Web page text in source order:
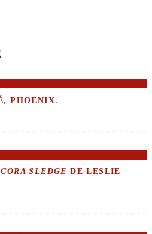
PHOENIX.
SLEDGE DE LESLIE